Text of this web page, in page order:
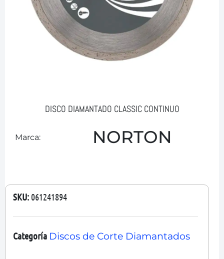
DISCO DIAMANTADO CLASSIC CONTINUO
Marca: NORTON
SKU: 061241894
Categoría Discos de Corte Diamantados